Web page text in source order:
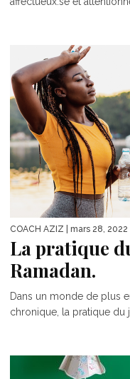
COACH AZIZ | mars 28, 2022
La pratique
Ramadan.
Dans un monde de plus
chronique, la pratique du